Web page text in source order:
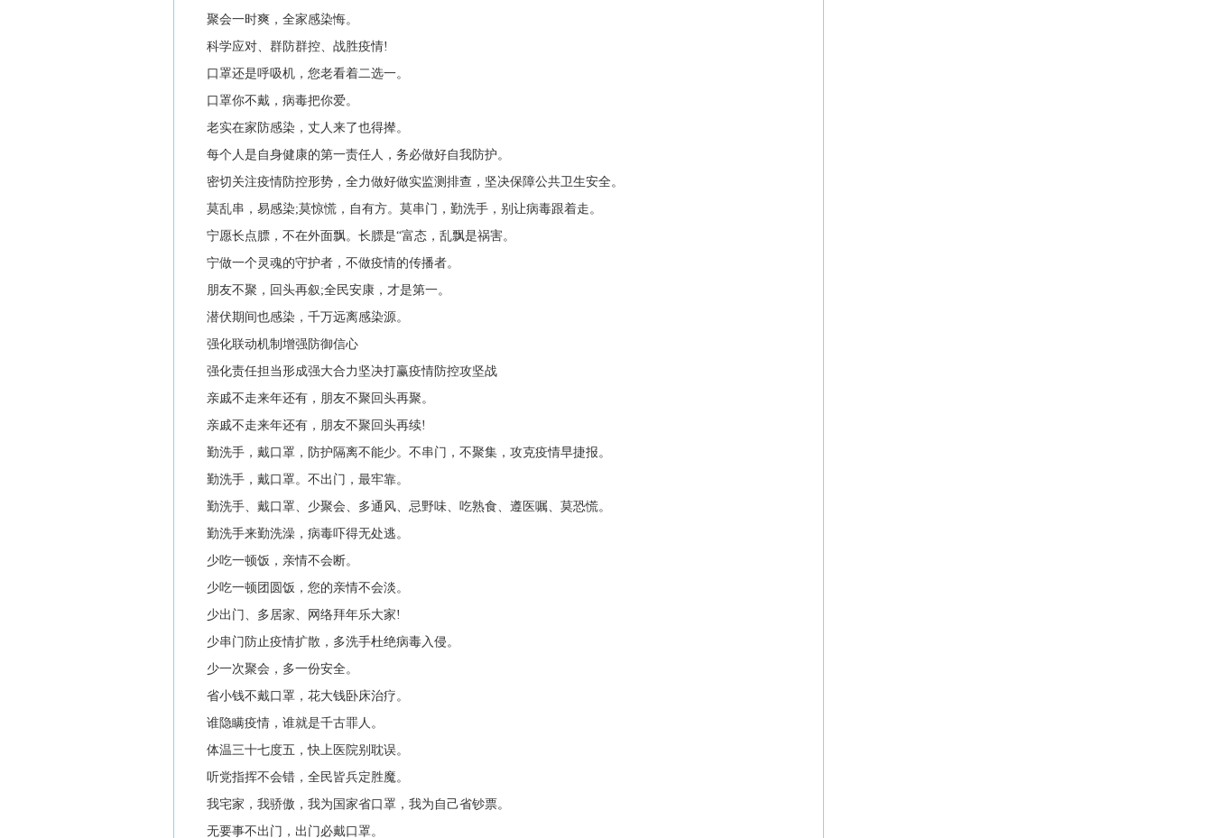
聚会一时爽，全家感染悔。
科学应对、群防群控、战胜疫情!
口罩还是呼吸机，您老看着二选一。
口罩你不戴，病毒把你爱。
老实在家防感染，丈人来了也得撵。
每个人是自身健康的第一责任人，务必做好自我防护。
密切关注疫情防控形势，全力做好做实监测排查，坚决保障公共卫生安全。
莫乱串，易感染;莫惊慌，自有方。莫串门，勤洗手，别让病毒跟着走。
宁愿长点膘，不在外面飘。长膘是“富态，乱飘是祸害。
宁做一个灵魂的守护者，不做疫情的传播者。
朋友不聚，回头再叙;全民安康，才是第一。
潜伏期间也感染，千万远离感染源。
强化联动机制增强防御信心
强化责任担当形成强大合力坚决打赢疫情防控攻坚战
亲戚不走来年还有，朋友不聚回头再聚。
亲戚不走来年还有，朋友不聚回头再续!
勤洗手，戴口罩，防护隔离不能少。不串门，不聚集，攻克疫情早捷报。
勤洗手，戴口罩。不出门，最牢靠。
勤洗手、戴口罩、少聚会、多通风、忌野味、吃熟食、遵医嘱、莫恐慌。
勤洗手来勤洗澡，病毒吓得无处逃。
少吃一顿饭，亲情不会断。
少吃一顿团圆饭，您的亲情不会淡。
少出门、多居家、网络拜年乐大家!
少串门防止疫情扩散，多洗手杜绝病毒入侵。
少一次聚会，多一份安全。
省小钱不戴口罩，花大钱卧床治疗。
谁隐瞒疫情，谁就是千古罪人。
体温三十七度五，快上医院别耽误。
听党指挥不会错，全民皆兵定胜魔。
我宅家，我骄傲，我为国家省口罩，我为自己省钞票。
无要事不出门，出门必戴口罩。